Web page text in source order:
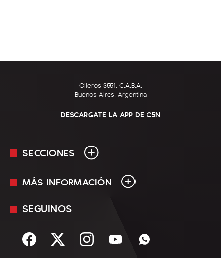
Olleros 3551, C.A.B.A.
Buenos Aires, Argentina
DESCARGATE LA APP DE C5N
SECCIONES
En Vivo
Sociedad
MÁS INFORMACIÓN
Mediakit
Términos y condiciones
SEGUINOS